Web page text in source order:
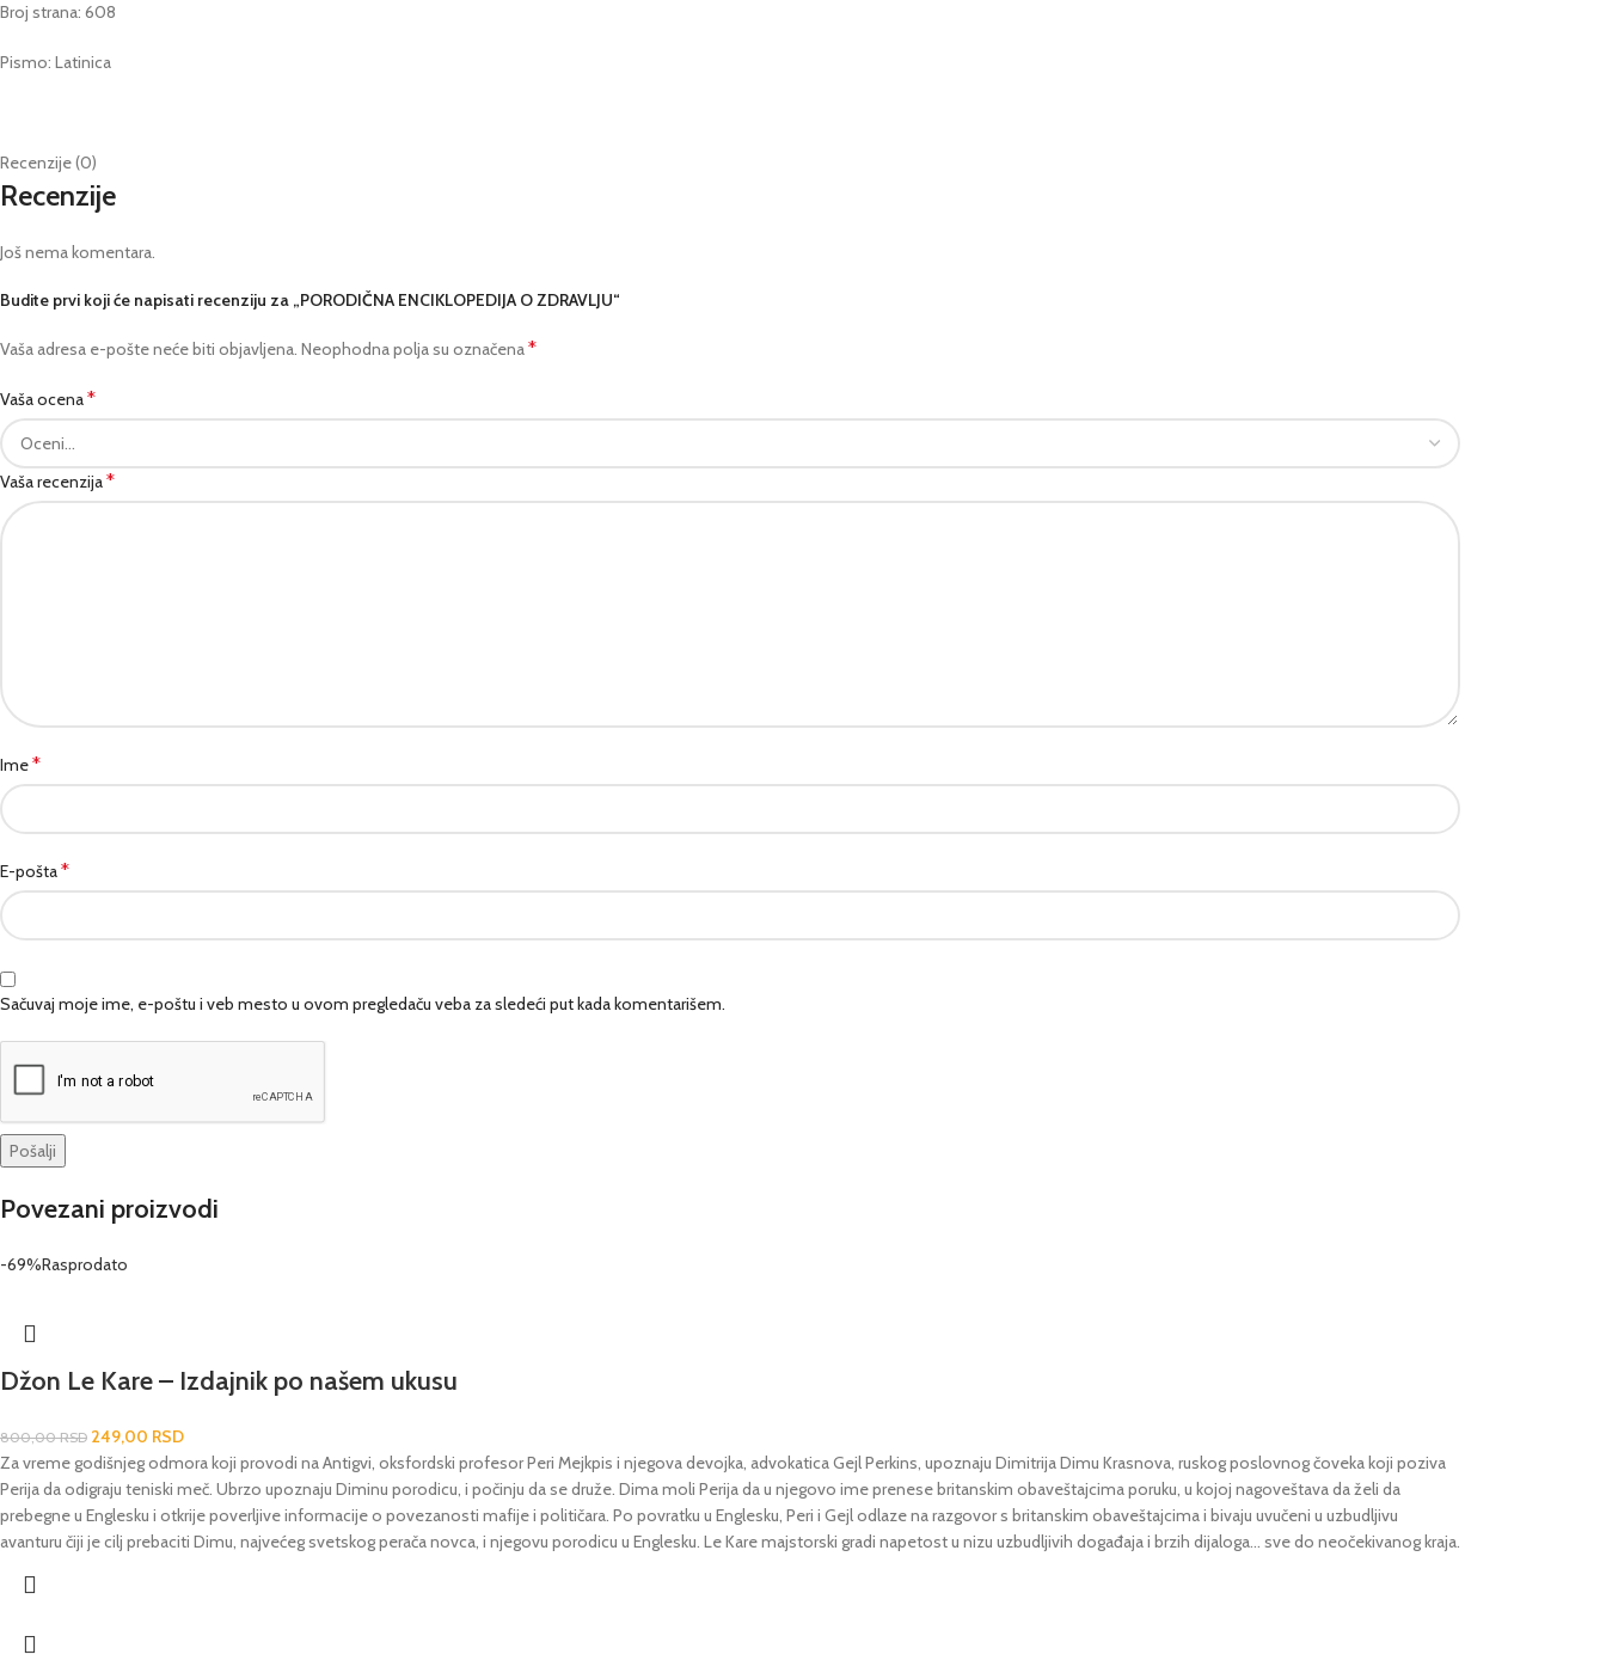
Broj strana: 608
Pismo: Latinica
Recenzije (0)
Recenzije
Još nema komentara.
Budite prvi koji će napisati recenziju za „PORODIČNA ENCIKLOPEDIJA O ZDRAVLJU“
Vaša adresa e-pošte neće biti objavljena. Neophodna polja su označena*
Vaša ocena*
Vaša recenzija*
Ime*
E-pošta*
Sačuvaj moje ime, e-poštu i veb mesto u ovom pregledaču veba za sledeći put kada komentarišem.
Povezani proizvodi
-69%Rasprodato
Džon Le Kare – Izdajnik po našem ukusu
800,00RSD 249,00 RSD
Za vreme godišnjeg odmora koji provodi na Antigvi, oksfordski profesor Peri Mejkpis i njegova devojka, advokatica Gejl Perkins, upoznaju Dimitrija Dimu Krasnova, ruskog poslovnog čoveka koji poziva
Perija da odigraju teniski meč. Ubrzo upoznaju Diminu porodicu, i počinju da se druže. Dima moli Perija da u njegovo ime prenese britanskim obaveštajcima poruku, u kojoj nagoveštava da želi da
prebegne u Englesku i otkrije poverljive informacije o povezanosti mafije i političara. Po povratku u Englesku, Peri i Gejl odlaze na razgovor s britanskim obaveštajcima i bivaju uvučeni u uzbudljivu
avanturu čiji je cilj prebaciti Dimu, najvećeg svetskog perača novca, i njegovu porodicu u Englesku. Le Kare majstorski gradi napetost u nizu uzbudljivih događaja i brzih dijaloga... sve do neočekivanog kraja.